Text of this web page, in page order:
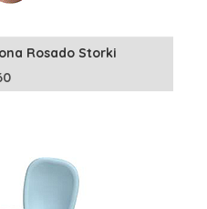
Rosado Storki